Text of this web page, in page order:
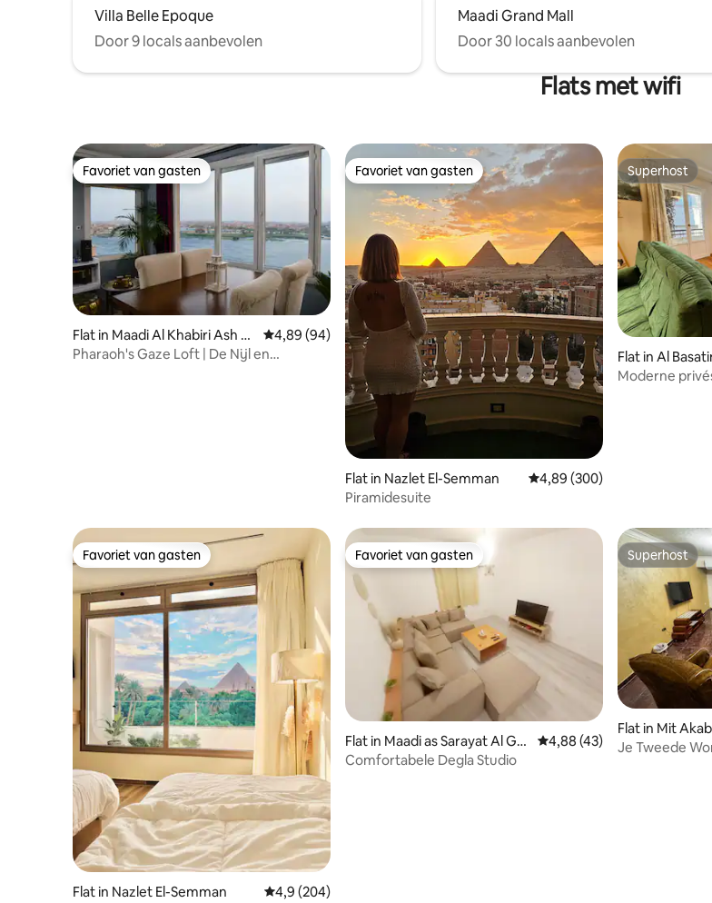
Villa Belle Epoque
Door 9 locals aanbevolen
Maadi Grand Mall
Door 30 locals aanbevolen
Flats met wifi
Favoriet van gasten
Favoriet van gasten
Flat in Maadi Al Khabiri Ash Sh
arqeyah
Gemiddelde beoordeling van 4,89 op 5, 94 recensies
4,89 (94)
Pharaoh's Gaze Loft | De Nijl en
Favoriet van gasten
Favoriet van gasten
Flat in Nazlet El-Semman Gemiddelde beoordeling van
4,89 (300)
Piramidesuite
Superhost
Superhost
Flat in Al
Moderne
Favoriet van gasten
Favoriet van gasten
Flat in Nazlet El-Semman Gemiddelde beoordeling van 4,9 op 5, 204 recensies
4,9 (204)
Favoriet van gasten
Favoriet van gasten
Flat in Maadi as Sarayat Al Gh
arbeyah
Gemiddelde beoordeling
4,88 (43)
Comfortabele Degla Studio
Superhost
Superhost
Flat in Mit
Je Tweede